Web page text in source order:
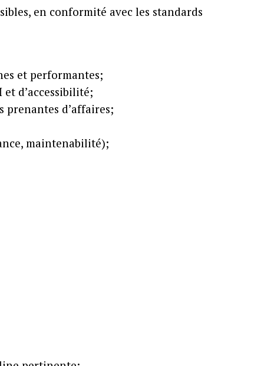
en conformité avec les standards
et performantes;
d’accessibilité;
prenantes d’affaires;
maintenabilité);